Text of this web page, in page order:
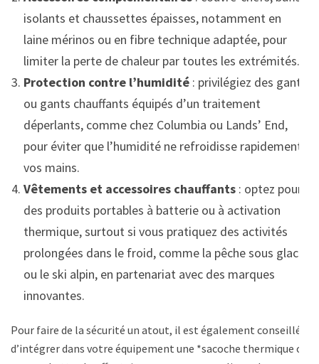
isolants et chaussettes épaisses, notamment en
laine mérinos ou en fibre technique adaptée, pour
limiter la perte de chaleur par toutes les extrémités.
Protection contre l’humidité : privilégiez des gants
ou gants chauffants équipés d’un traitement
déperlants, comme chez Columbia ou Lands’ End,
pour éviter que l’humidité ne refroidisse rapidement
vos mains.
Vêtements et accessoires chauffants : optez pour
des produits portables à batterie ou à activation
thermique, surtout si vous pratiquez des activités
prolongées dans le froid, comme la pêche sous glace
ou le ski alpin, en partenariat avec des marques
innovantes.
Pour faire de la sécurité un atout, il est également conseillé
d’intégrer dans votre équipement une *sacoche thermique ou